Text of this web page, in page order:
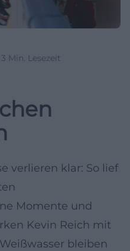
3 Min. Lesezeit
verlieren klar: So lief
Momente und
Kevin Reich mit
bleiben